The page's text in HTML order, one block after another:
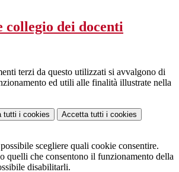
collegio dei docenti
terzi da questo utilizzati si avvalgono di
ed utili alle finalità illustrate nella
tutti i cookies Accetta tutti i cookies
scegliere quali cookie consentire.
quelli che consentono il funzionamento della
disabilitarli.